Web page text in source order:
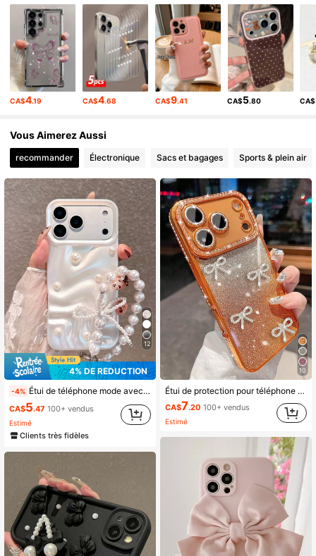
4.91 12K Suiveurs
12K Suiveurs
4.91 12K Suiveurs
4.91 12K Suiveurs
4.91 12K Suiveurs
4.91 12K Suiveurs
CA$4.19 CA$4.68 CA$9.41 CA$5.80 CA$
Vous Aimerez Aussi
recommander Électronique Sacs et bagages Sports & plein air
12
4% DE RÉDUCTION
-4% Étui de téléphone mode avec éléments de perle blanche de luxe minimaliste. Décoré de perles ondulées avec dragonne. Compatible avec iPhone 17 Pro Max/17 Pro/17 Air/17/16 Pro Max/16/16 Pro/16 Plus/15/15 Pro Max/15 Pro/15 Plus/11/12/13/14 Pro Max/11 Pro/11 Pro Max/12 Pro/12 Pro Max/13 Pro/13 Pro Max/14 Pro/14 Pro Max/14 Plus. Cadeau d'anniversaire, de mariage, pour fête de printemps
CA$5.47 100+ vendus
Estimé
Clients très fidèles
10
Étui de protection pour téléphone avec élément de nœud papillon de luxe, rose gold, paillettes, cristal de strass et bordure de caméra à la mode. Compatible avec iPhone 17 Promax, 17 Pro, 17, 16 Promax, 16 Pro, 16, 15 Pro Max, 15 Pro, 15, 14, 13, 17Air. Bords ondulés, étui souple. Cadeau idéal pour les filles et les femmes pour un anniversaire, une célébration ou une fête.
CA$7.20 100+ vendus
Estimé